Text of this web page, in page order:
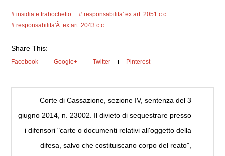
insidia e trabochetto
responsabilita' ex art. 2051 c.c.
responsabilita'Â ex art. 2043 c.c.
Share This:
Facebook Google+ Twitter Pinterest
Corte di Cassazione, sezione IV, sentenza del 3
giugno 2014, n. 23002. Il divieto di sequestrare presso
i difensori "carte o documenti relativi all'oggetto della
difesa, salvo che costituiscano corpo del reato",